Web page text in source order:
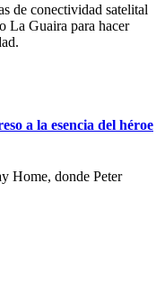
de conectividad satelital
La Guaira para hacer
a la esencia del héroe
Home, donde Peter